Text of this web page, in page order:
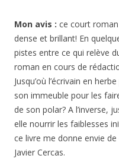
Mon avis : ce court
dense et brillant! En
pistes entre ce qui relève
roman en cours de
Jusqu’où l’écrivain en
son immeuble pour les
de son polar? A l’inverse,
elle nourrir les faiblesses
ce livre me donne envie
Javier Cercas.